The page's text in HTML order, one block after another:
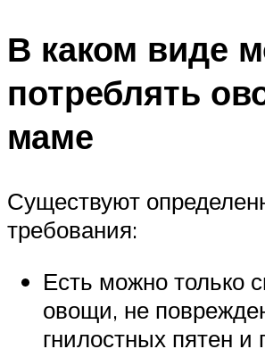
В каком виде
потреблять
маме
Существуют
требования:
Есть можно только
овощи, не
гнилостных пятен и